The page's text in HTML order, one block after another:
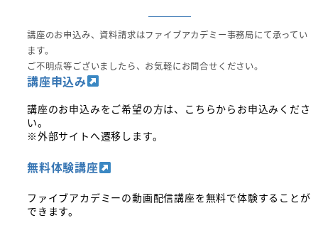
講座のお申込み、資料請求はファイブアカデミー事務局にて承ってい
ます。
ご不明点等ございましたら、お気軽にお問合せください。
講座申込み
講座のお申込みをご希望の方は、こちらからお申込みくださ
い。
※外部サイトへ遷移します。
無料体験講座
ファイブアカデミーの動画配信講座を無料で体験することが
できます。